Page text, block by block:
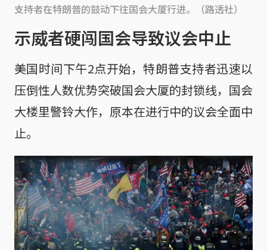
支持者在特朗普的鼓动下往国会大厦行进。（路透社）
示威者硬闯国会导致议会中止
美国时间下午2点开始，特朗普支持者迅速以
压倒性人数优势突破国会大厦的封锁线，国会
大楼里警铃大作，原本在进行中的议会全面中
止。